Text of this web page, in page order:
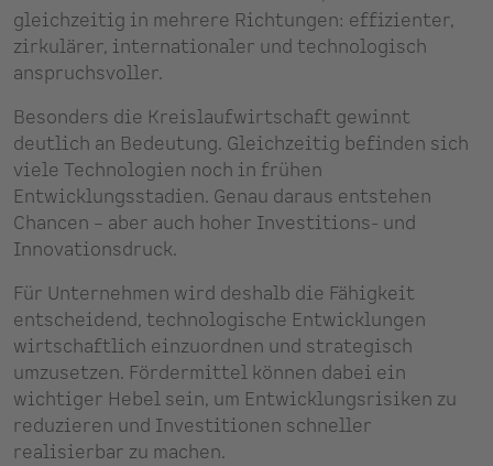
gleichzeitig in mehrere Richtungen: effizienter,
zirkulärer, internationaler und technologisch
anspruchsvoller.
Besonders die Kreislaufwirtschaft gewinnt
deutlich an Bedeutung. Gleichzeitig befinden sich
viele Technologien noch in frühen
Entwicklungsstadien. Genau daraus entstehen
Chancen – aber auch hoher Investitions- und
Innovationsdruck.
Für Unternehmen wird deshalb die Fähigkeit
entscheidend, technologische Entwicklungen
wirtschaftlich einzuordnen und strategisch
umzusetzen. Fördermittel können dabei ein
wichtiger Hebel sein, um Entwicklungsrisiken zu
reduzieren und Investitionen schneller
realisierbar zu machen.